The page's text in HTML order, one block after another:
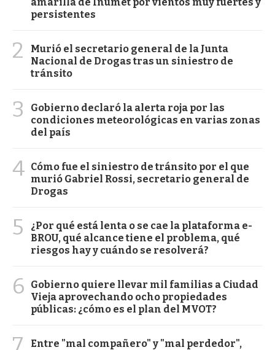
persistentes
2
Murió el secretario general de la Junta
Nacional de Drogas tras un siniestro de
tránsito
3
Gobierno declaró la alerta roja por las
condiciones meteorológicas en varias zonas
del país
4 Cómo fue el siniestro de tránsito por el que
murió Gabriel Rossi, secretario general de
Drogas
5
¿Por qué está lenta o se cae la plataforma e-
BROU, qué alcance tiene el problema, qué
riesgos hay y cuándo se resolverá?
6
Gobierno quiere llevar mil familias a Ciudad
Vieja aprovechando ocho propiedades
públicas: ¿cómo es el plan del MVOT?
Entre "mal compañero" y "mal perdedor",